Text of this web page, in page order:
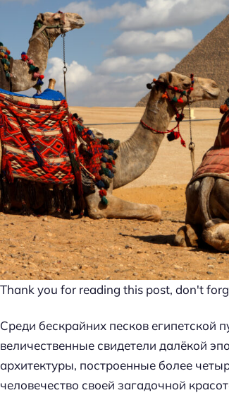
Thank you for reading this post, don't
Среди бескрайних песков египетской
величественные свидетели далёкой
архитектуры, построенные более
человечество своей загадочной